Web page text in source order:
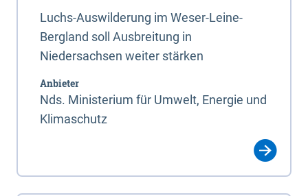
Luchs-Auswilderung im Weser-Leine-
Bergland soll Ausbreitung in
Niedersachsen weiter stärken
Anbieter
Nds. Ministerium für Umwelt, Energie und
Klimaschutz